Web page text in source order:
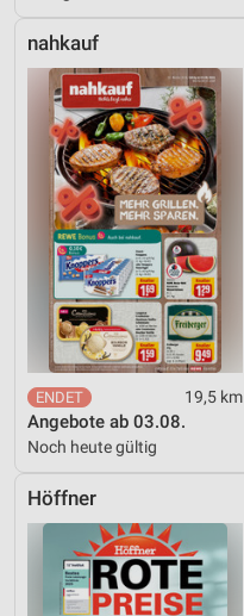
nahkauf
19,5 km
Angebote ab 03.08.
Noch heute gültig
Höffner